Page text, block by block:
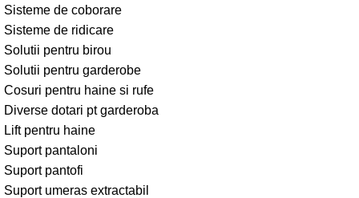
Sisteme de coborare
Sisteme de ridicare
Solutii pentru birou
Solutii pentru garderobe
Cosuri pentru haine si rufe
Diverse dotari pt garderoba
Lift pentru haine
Suport pantaloni
Suport pantofi
Suport umeras extractabil